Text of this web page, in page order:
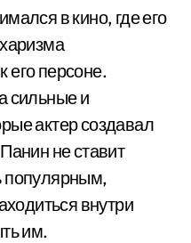
в кино, где его
его персоне.
сильные и
актер создавал
не ставит
популярным,
внутри
им.